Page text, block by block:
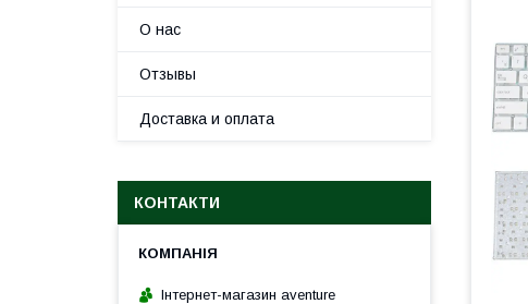
О нас
Отзывы
Доставка и оплата
КОНТАКТИ
Інтернет-магазин aventure